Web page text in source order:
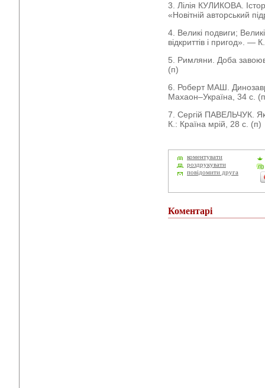
3. Лілія КУЛИКОВА.
«Новітній авторський
4. Великі подвиги;
відкриттів і пригод».
5. Римляни. Доба
(п)
6. Роберт МАШ.
Махаон–Україна, 34 с.
7. Сергій ПАВЕЛЬЧУК.
К.: Країна мрій, 28 с. (п)
коментувати
роздрукувати
повідомити друга
Коментарі